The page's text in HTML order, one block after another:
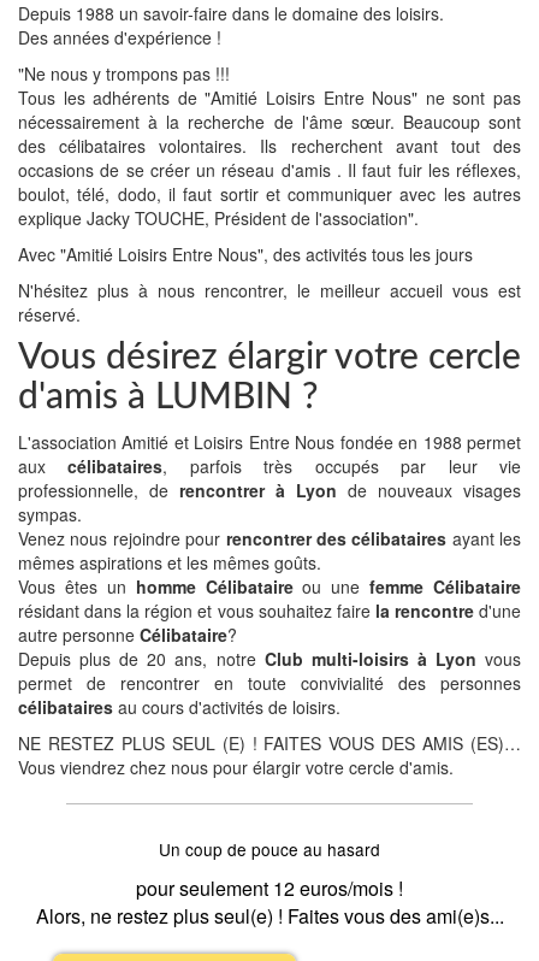
Depuis 1988 un savoir-faire dans le domaine des loisirs.
Des années d'expérience !
"Ne nous y trompons pas !!!
Tous les adhérents de "Amitié Loisirs Entre Nous" ne sont pas
nécessairement à la recherche de l'âme sœur. Beaucoup sont
des célibataires volontaires. Ils recherchent avant tout des
occasions de se créer un réseau d'amis . Il faut fuir les réflexes,
boulot, télé, dodo, il faut sortir et communiquer avec les autres
explique Jacky TOUCHE, Président de l'association".
Avec "Amitié Loisirs Entre Nous", des activités tous les jours
N'hésitez plus à nous rencontrer, le meilleur accueil vous est
réservé.
Vous désirez élargir votre cercle
d'amis à LUMBIN ?
L'association Amitié et Loisirs Entre Nous fondée en 1988 permet
auxcélibataires, parfois très occupés par leur vie
professionnelle, de rencontrer à Lyon de nouveaux visages
sympas.
Venez nous rejoindre pour rencontrer des célibataires ayant les
mêmes aspirations et les mêmes goûts.
Vous êtes un homme Célibataireou unefemme Célibataire
résidant dans la région et vous souhaitez faire la rencontred'une
autre personne Célibataire?
Depuis plus de 20 ans, notre Club multi-loisirs à Lyon vous
permet de rencontrer en toute convivialité des personnes
célibataires au cours d'activités de loisirs.
NE RESTEZ PLUS SEUL (E) ! FAITES VOUS DES AMIS (ES)…
Vous viendrez chez nous pour élargir votre cercle d'amis.
Un coup de pouce au hasard
pour seulement 12 euros/mois !
Alors, ne restez plus seul(e) ! Faites vous des ami(e)s...